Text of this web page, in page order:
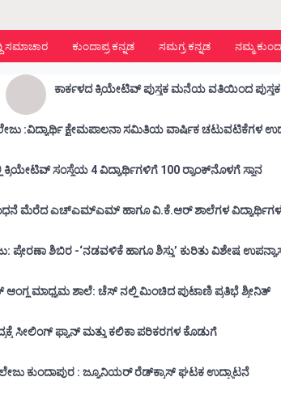
– ಕುಂದ ವಾಹಿನಿ
ಸಮಾಚಾರ ಕುಂದಾಪ್ರ ಕನ್ನಡ ಸಮಗ್ರ ಕನ್ನಡ ನಮ್ಮ
ಕಾರ್ಕಳದ ಕ್ರಿಯೇಟಿವ್ ಪುಸ್ತಕ ಮನೆಯ ವತಿಯಿಂದ
ಡಾ. ಬಿ.ಬಿ.ಹೆಗ್ಡೆ ಕಾಲೇಜು :ವಿದ್ಯಾರ್ಥಿ ಕ್ಷೇಮಪಾಲನಾ ಸಮಿತಿಯ ವಾರ್ಷಿಕ
ಕ್ರಿಯೇಟಿವ್ ಸಂಸ್ಥೆಯ 4 ವಿದ್ಯಾರ್ಥಿಗಳಿಗೆ 100 ರ‍್ಯಾಂಕ್‌ನೊಳಗೆ ಸ್ಥಾನ
ಚೆಸ್ ಪಂದ್ಯಾಟ : ಸಾಧನೆ ಮೆರೆದ ಎಚ್ಎಮ್ಎಮ್ ಹಾಗೂ ವಿ.ಕೆ.ಆರ್ ಶಾಲೆಗಳ
ಪ್ರೇರಣಾ ಶಿಬಿರ -‘ನಡವಳಿಕೆ ಹಾಗೂ ಶಿಸ್ತು’ ಕುರಿತು ವಿಶೇಷ
ಮಾಧ್ಯಮ ಶಾಲೆ: ಚೆಸ್ ನಲ್ಲಿ ಮಿಂಚಿದ ಪುಟಾಣಿ ಪ್ರತಿಭೆ ಶ್ರೀನಿತ್
ಸೀಲಿಂಗ್ ಫ್ಯಾನ್ ಮತ್ತು ಕಲಿಕಾ ಪರಿಕರಗಳ ಕೊಡುಗೆ
ಕುಂದಾಪುರ : ಜ್ಯೂನಿಯರ್‌ ರೆಡ್‌ಕ್ರಾಸ್‌ ಘಟಕ ಉದ್ಘಾಟನೆ